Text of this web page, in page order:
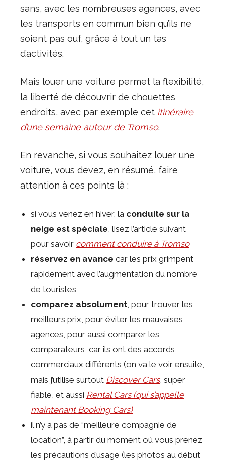
sans, avec les nombreuses agences, avec
les transports en commun bien qu’ils ne
soient pas ouf, grâce à tout un tas
d’activités.
Mais louer une voiture permet la flexibilité,
la liberté de découvrir de chouettes
endroits, avec par exemple cet itinéraire
d’une semaine autour de Tromso.
En revanche, si vous souhaitez louer une
voiture, vous devez, en résumé, faire
attention à ces points là :
si vous venez en hiver, la conduite sur la
neige est spéciale, lisez l’article suivant
pour savoir comment conduire à Tromso
réservez en avance car les prix grimpent
rapidement avec l’augmentation du nombre
de touristes
comparez absolument, pour trouver les
meilleurs prix, pour éviter les mauvaises
agences, pour aussi comparer les
comparateurs, car ils ont des accords
commerciaux différents (on va le voir ensuite,
mais j’utilise surtout Discover Cars, super
fiable, et aussi Rental Cars (qui s’appelle
maintenant Booking Cars)
il n’y a pas de “meilleure compagnie de
location”, à partir du moment où vous prenez
les précautions d’usage (les photos au début